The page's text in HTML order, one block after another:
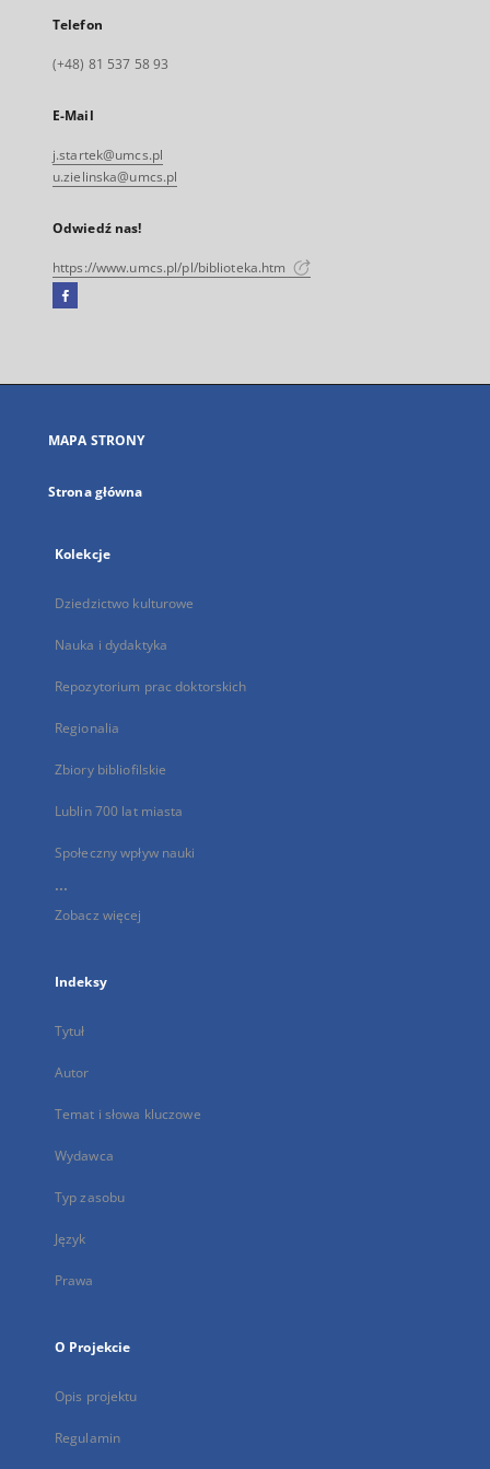
Telefon
(+48) 81 537 58 93
E-Mail
j.startek@umcs.pl
u.zielinska@umcs.pl
Odwiedź nas!
https://www.umcs.pl/pl/biblioteka.htm
Facebook
się
karcie
MAPA STRONY
Strona główna
Kolekcje
Dziedzictwo kulturowe
Nauka i dydaktyka
Repozytorium prac doktorskich
Regionalia
Zbiory bibliofilskie
Lublin 700 lat miasta
Społeczny wpływ nauki
...
Zobacz więcej
Indeksy
Tytuł
Autor
Temat i słowa kluczowe
Wydawca
Typ zasobu
Język
Prawa
O Projekcie
Opis projektu
Regulamin